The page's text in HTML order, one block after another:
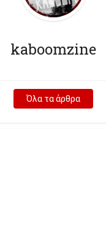
kaboomzine
Όλα τα άρθρα